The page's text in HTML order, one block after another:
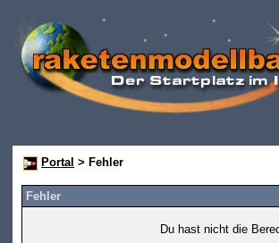
Portal > Fehler
Fehler
Du hast nicht die